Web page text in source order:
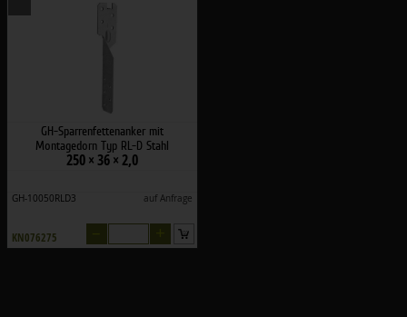
GH-Sparrenfettenanker mit
Montagedorn Typ RL-D Stahl
sendzimirverzinkt
250 × 36 × 2,0
GH-10050RLD3 auf Anfrage
KN076275